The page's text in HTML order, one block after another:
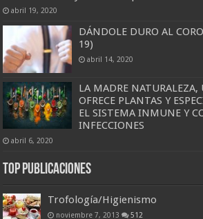
abril 19, 2020
DÁNDOLE DURO AL
19)
abril 14, 2020
LA MADRE
OFRECE PLANTAS Y
EL SISTEMA INMUNE Y
INFECCIONES
abril 6, 2020
Top Publicaciones
Trofología/Higienismo
noviembre 7, 2013 512